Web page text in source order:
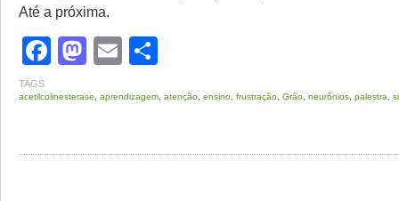
Até a próxima.
Facebook
Mastodon
Email
TAGS
acetilcolinesterase aprendizagem atenção ensino frustração Grão neurônios palestra